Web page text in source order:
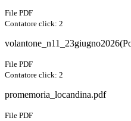
File PDF
Contatore click: 2
File PDF
Contatore click: 2
promemoria_locandina.pdf
File PDF